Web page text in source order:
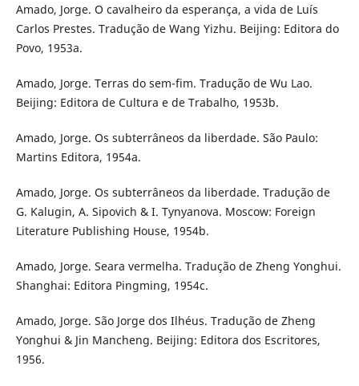
Amado, Jorge. O cavalheiro da esperança, a vida de Luís
Carlos Prestes. Tradução de Wang Yizhu. Beijing: Editora do
Povo, 1953a.
Amado, Jorge. Terras do sem-fim. Tradução de Wu Lao.
Beijing: Editora de Cultura e de Trabalho, 1953b.
Amado, Jorge. Os subterrâneos da liberdade. São Paulo:
Martins Editora, 1954a.
Amado, Jorge. Os subterrâneos da liberdade. Tradução de
G. Kalugin, A. Sipovich & I. Tynyanova. Moscow: Foreign
Literature Publishing House, 1954b.
Amado, Jorge. Seara vermelha. Tradução de Zheng Yonghui.
Shanghai: Editora Pingming, 1954c.
Amado, Jorge. São Jorge dos Ilhéus. Tradução de Zheng
Yonghui & Jin Mancheng. Beijing: Editora dos Escritores,
1956.